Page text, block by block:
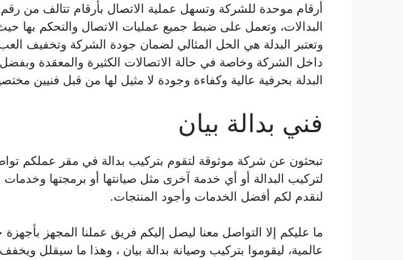
أرقام موحدة للشركة وتسهل عملية الاتصال بأرقام تتالف من
البدالات، وتعمل على ضبط جميع عمليات الاتصال والتحكم بها
وتعتبر البدلة هي الحل المثالي لضمان جودة الشركة وتخفيف
داخل الشركة وخاصة في حالة الاتصالات الكثيرة والمعقدة
البدلة بحرفية عالية وكفاءة وجودة لا مثيل لها من قبل فنيين
فني بدالة بيان
تبحثون عن شركة موثوقة لتقوم بتركيب بدالة في مقر عملكم
لتركيب البدالة أو أي خدمة آخرى مثل صيانتها أو برمجتها
لنقدم لكم أفضل الخدمات وأجود المنتجات.
ما عليكم إلا التواصل معنا ليصل إليكم فريق عملنا المجهز
عالمية، ليقوموا بتركيب وصيانة بدالة بيان ، وهذا ما سيقلل